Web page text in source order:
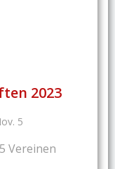
2023
5
Vereinen